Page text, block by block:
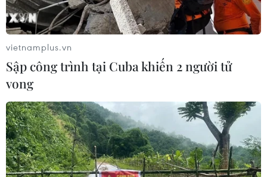
vietnamplus.vn
Sập công trình tại Cuba khiến 2 người tử
vong